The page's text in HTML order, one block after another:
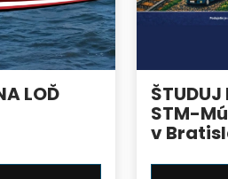
LOĎ ŠTUDUJ
STM-
v